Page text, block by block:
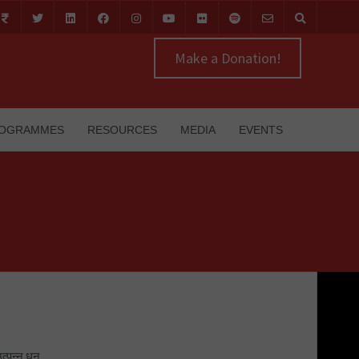
Make a Donation!
RESOURCES MEDIA EVENTS